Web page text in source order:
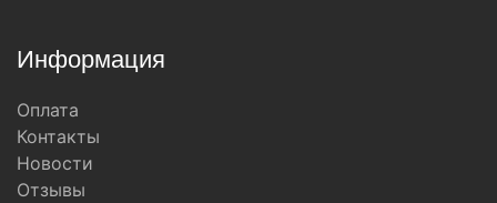
Информация
Оплата
Контакты
Новости
Отзывы